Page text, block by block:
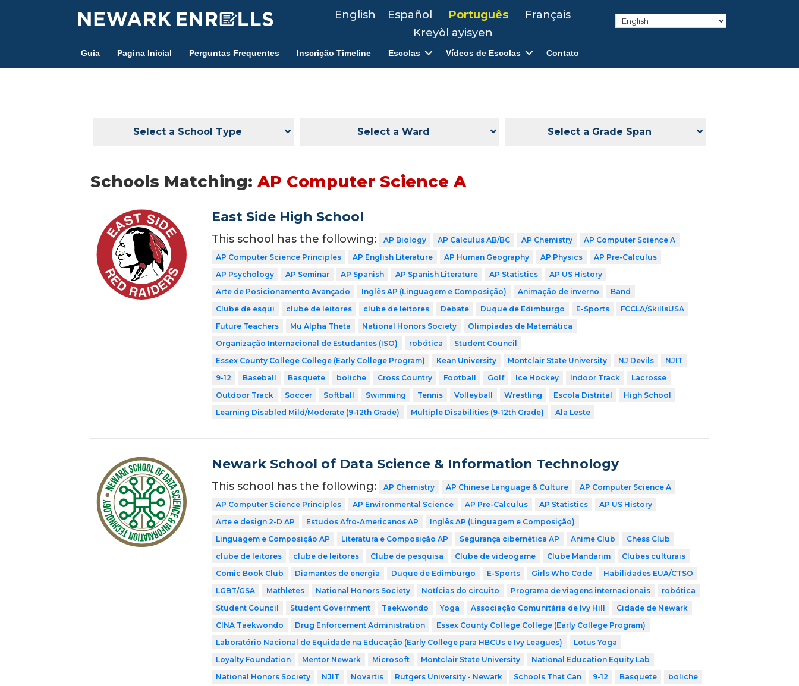
English Español Português
Français
Kreyòl ayisyen
Guia Pagina Inicial Perguntas Frequentes Inscrição Timeline Escolas Vídeos de Escolas Contato
Select a School Type Select a Ward Select a Grade Span
Schools Matching: AP Computer Science A
East Side High School
This school has the following: AP Biology AP Calculus AB/BC AP Chemistry
AP Computer Science A
AP Computer Science Principles
AP English Literature AP Human Geography AP Physics
AP Pre-Calculus
AP Psychology
AP Seminar AP Spanish AP Spanish Literature AP Statistics
AP US History
Arte de Posicionamento Avançado
Inglês AP (Linguagem e Composição) Animação de inverno
Band
Clube de esqui
clube de leitores clube de leitores Debate Duque de Edimburgo E-Sports
FCCLA/SkillsUSA
Future Teachers
Mu Alpha Theta National Honors Society
Olimpíadas de Matemática
Organização Internacional de Estudantes (ISO)
robótica
Student Council
Essex County College College (Early College Program)
Kean University Montclair State University NJ Devils
NJIT
9-12
Baseball Basquete boliche Cross Country Football Golf Ice Hockey Indoor Track
Lacrosse
Outdoor Track
Soccer Softball Swimming Tennis Volleyball Wrestling Escola Distrital
High School
Learning Disabled Mild/Moderate (9-12th Grade)
Multiple Disabilities (9-12th Grade) Ala Leste
Newark School of Data Science & Information Technology
This school has the following: AP Chemistry AP Chinese Language & Culture
AP Computer Science A
AP Computer Science Principles
AP Environmental Science AP Pre-Calculus AP Statistics
AP US History
Arte e design 2-D AP
Estudos Afro-Americanos AP
Inglês AP (Linguagem e Composição)
Linguagem e Composição AP
Literatura e Composição AP Segurança cibernética AP Anime Club
Chess Club
clube de leitores
clube de leitores Clube de pesquisa Clube de videogame Clube Mandarim
Clubes culturais
Comic Book Club
Diamantes de energia Duque de Edimburgo E-Sports Girls Who Code
Habilidades EUA/CTSO
LGBT/GSA
Mathletes National Honors Society Notícias do circuito Programa de viagens internacionais
robótica
Student Council
Student Government Taekwondo Yoga Associação Comunitária de Ivy Hill
Cidade de Newark
CINA Taekwondo
Drug Enforcement Administration
Essex County College College (Early College Program)
Laboratório Nacional de Equidade na Educação (Early College para HBCUs e Ivy Leagues)
Lotus Yoga
Loyalty Foundation
Mentor Newark Microsoft Montclair State University
National Education Equity Lab
National Honors Society
NJIT Novartis Rutgers University - Newark Schools That Can 9-12 Basquete
boliche